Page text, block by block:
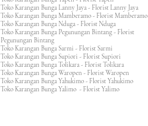
Toko Karangan Bunga Lanny Jaya - Florist Lanny Jaya
Toko Karangan Bunga Mamberamo - Florist Mamberamo
Toko Karangan Bunga Nduga - Florist Nduga
Toko Karangan Bunga Pegunungan Bintang - Florist
Pegunungan Bintang
Toko Karangan Bunga Sarmi - Florist Sarmi
Toko Karangan Bunga Supiori - Florist Supiori
Toko Karangan Bunga Tolikara - Florist Tolikara
Toko Karangan Bunga Waropen - Florist Waropen
Toko Karangan Bunga Yahukimo - Florist Yahukimo
Toko Karangan Bunga Yalimo - Florist Yalimo